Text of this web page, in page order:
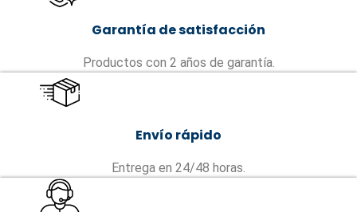
Garantía de satisfacción
Productos con 2 años de garantía.
Envío rápido
Entrega en 24/48 horas.